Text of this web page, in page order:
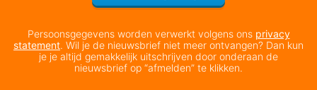
Persoonsgegevens worden verwerkt volgens ons privacy
statement. Wil je de nieuwsbrief niet meer ontvangen? Dan kun
je je altijd gemakkelijk uitschrijven door onderaan de
nieuwsbrief op “afmelden” te klikken.